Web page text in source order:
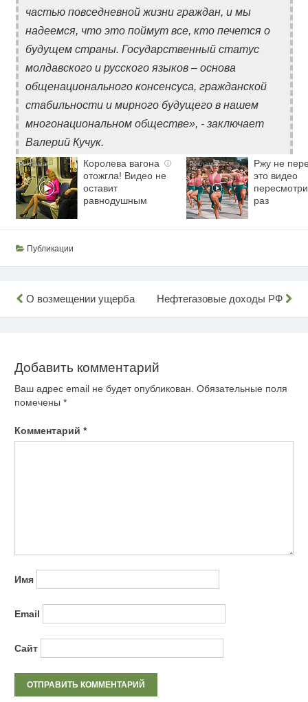
частью повседневной жизни граждан, и мы
надеемся, что это поймут все, кто печется о
будущем страны. Государственный статус
молдавского и русского языков – основа
общенационального консенсуса, гражданской
стабильности и мирного будущего в нашем
многонациональном обществе», - заключает
Валерий Кучук.
i
Королева вагона
отожгла! Видео не
оставит
равнодушным
Ржу не
это видео
раз
Публикации
Навигация
по
О возмещении ущерба Нефтегазовые доходы РФ
Добавить комментарий
Ваш адрес email не будет опубликован. Обязательные поля
помечены *
Комментарий *
Имя
Email
Сайт